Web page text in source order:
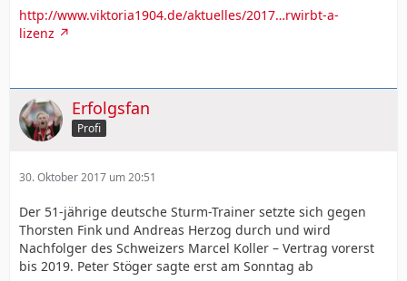
http://www.viktoria1904.de/aktuelles/2017…rwirbt-a-
lizenz
Erfolgsfan
Profi
30. Oktober 2017 um 20:51
Der 51-jährige deutsche Sturm-Trainer setzte sich gegen
Thorsten Fink und Andreas Herzog durch und wird
Nachfolger des Schweizers Marcel Koller – Vertrag vorerst
bis 2019. Peter Stöger sagte erst am Sonntag ab